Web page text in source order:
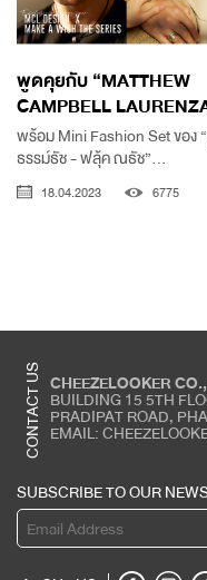
พูดคุยกับ “MATTHEW
CAMPBELL
พร้อม Mini Fashion Set ของ
ธรรม์ธัช - ฟลุ้ค ณธัช”...
18.04.2023 6775
CONTACT US CHEEZELOOKER
BUILDING 15 5TH
PRADIPAT ROAD,
EMAIL:
SUBSCRIBE TO OUR